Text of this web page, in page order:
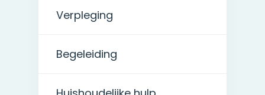
Verpleging
Begeleiding